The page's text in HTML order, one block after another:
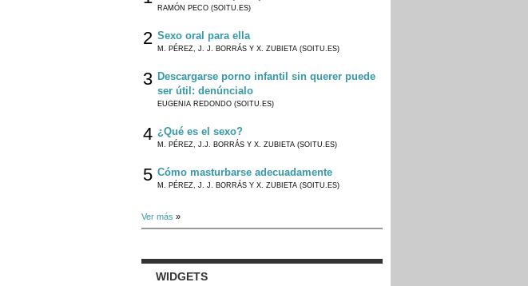
RAMÓN PECO (SOITU.ES)
2 Sexo oral para ella
M. PÉREZ, J. J. BORRÁS Y X. ZUBIETA (SOITU.ES)
3 Descargarse porno infantil sin querer puede
ser útil: denúncialo
EUGENIA REDONDO (SOITU.ES)
4 ¿Qué es el sexo?
M. PÉREZ, J.J. BORRÁS Y X. ZUBIETA (SOITU.ES)
5 Cómo masturbarse adecuadamente
M. PÉREZ, J. J. BORRÁS Y X. ZUBIETA (SOITU.ES)
Ver más »
WIDGETS